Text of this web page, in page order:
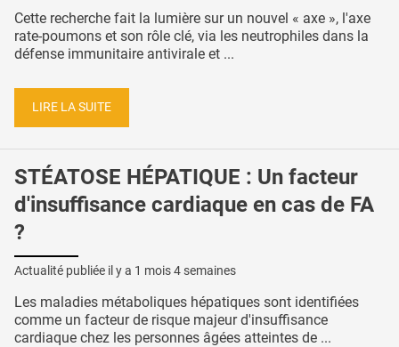
Cette recherche fait la lumière sur un nouvel « axe », l'axe
rate-poumons et son rôle clé, via les neutrophiles dans la
défense immunitaire antivirale et ...
LIRE LA SUITE
STÉATOSE HÉPATIQUE : Un facteur
d'insuffisance cardiaque en cas de FA
?
Actualité publiée il y a 1 mois 4 semaines
Les maladies métaboliques hépatiques sont identifiées
comme un facteur de risque majeur d'insuffisance
cardiaque chez les personnes âgées atteintes de ...